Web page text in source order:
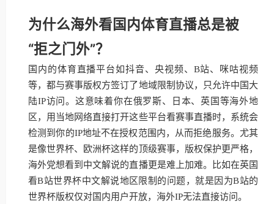
为什么海外看国内体育直播总是被
“拒之门外”？
国内的体育直播平台如抖音、央视频、B站、咪咕视频
等，都与赛事版权方签订了地域限制协议，只允许中国大
陆IP访问。这意味着你在俄罗斯、日本、英国等海外地
区，用当地网络直接打开这些平台看赛事直播时，系统会
检测到你的IP地址不在授权范围内，从而拒绝服务。尤其
是像世界杯、欧洲杯这样的顶级赛事，版权保护更严格，
海外党想看到中文解说的直播更是难上加难。比如在英国
看B站世界杯中文解说地区限制的问题，就是因为B站的
世界杯版权仅对国内用户开放，海外IP无法直接访问。